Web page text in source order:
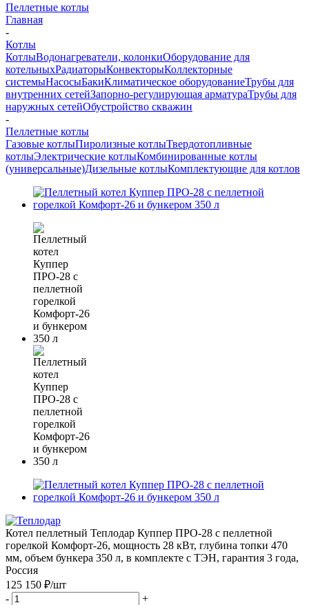
Пеллетные котлы
Главная
-
Котлы
КотлыВодонагреватели, колонкиОборудование для
котельныхРадиаторыКонвекторыКоллекторные
системыНасосыБакиКлиматическое оборудованиеТрубы для
внутренних сетейЗапорно-регулирующая арматураТрубы для
наружных сетейОбустройство скважин
-
Пеллетные котлы
Газовые котлыПиролизные котлыТвердотопливные
котлыЭлектрические котлыКомбинированные котлы
(универсальные)Дизельные котлыКомплектующие для котлов
Котел пеллетный Теплодар Куппер ПРО-28 с пеллетной
горелкой Комфорт-26, мощность 28 кВт, глубина топки 470
мм, объем бункера 350 л, в комплекте с ТЭН, гарантия 3 года,
Россия
125 150 ₽/шт
-
+